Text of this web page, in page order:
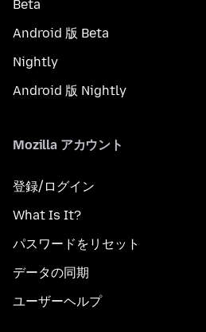
Beta
Android 版 Beta
Nightly
Android 版 Nightly
Mozilla アカウント
登録/ログイン
What Is It?
パスワードをリセット
データの同期
ユーザーヘルプ